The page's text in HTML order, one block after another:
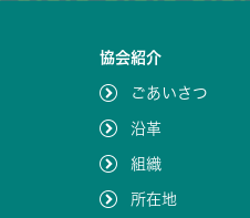
協会紹介
ごあいさつ
沿革
組織
所在地